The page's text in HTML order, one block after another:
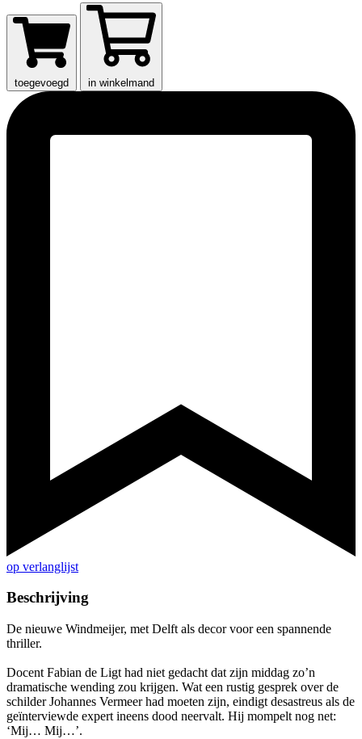
toegevoegd in winkelmand
op verlanglijst
Beschrijving
De nieuwe Windmeijer, met Delft als decor voor een spannende
thriller.
Docent Fabian de Ligt had niet gedacht dat zijn middag zo’n
dramatische wending zou krijgen. Wat een rustig gesprek over de
schilder Johannes Vermeer had moeten zijn, eindigt desastreus als de
geïnterviewde expert ineens dood neervalt. Hij mompelt nog net:
‘Mij… Mij…’.